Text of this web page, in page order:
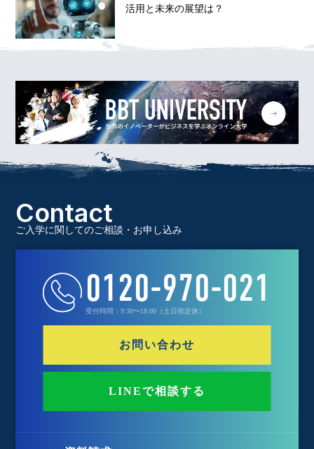
活用と未来の展望は？
Contact
ご入学に関してのご相談・お申し込み
0120-970-021
受付時間：9:30〜18:00（土日祝定休）
お問い合わせ
LINEで相談する